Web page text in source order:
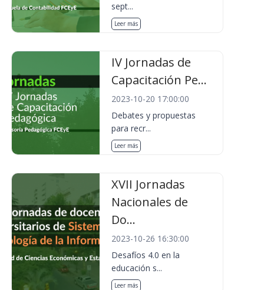
sept...
Leer más
IV Jornadas de
Capacitación Pe...
2023-10-20 17:00:00
Debates y propuestas
para recr...
Leer más
XVII Jornadas
Nacionales de
Do...
2023-10-26 16:30:00
Desafíos 4.0 en la
educación s...
Leer más